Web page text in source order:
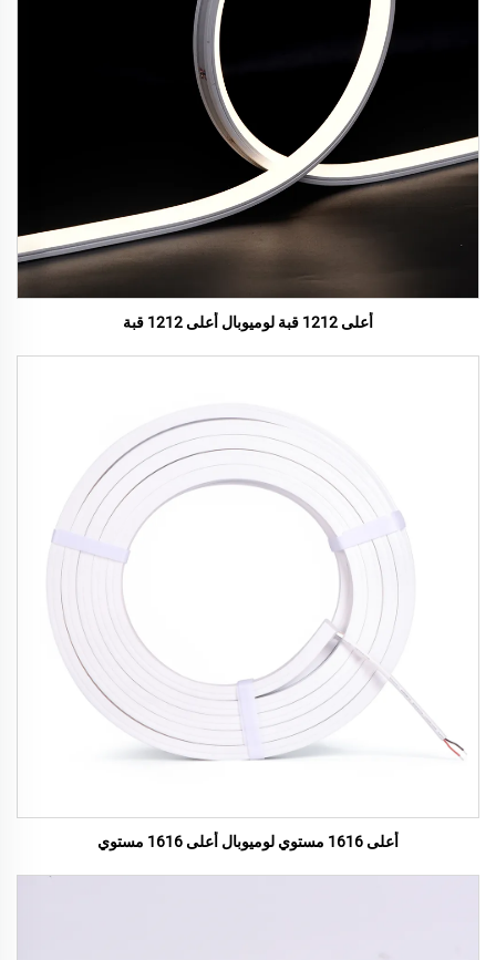
أعلى 1212 قبة لوميوبال أعلى 1212 قبة
أعلى 1616 مستوي لوميوبال أعلى 1616 مستوي